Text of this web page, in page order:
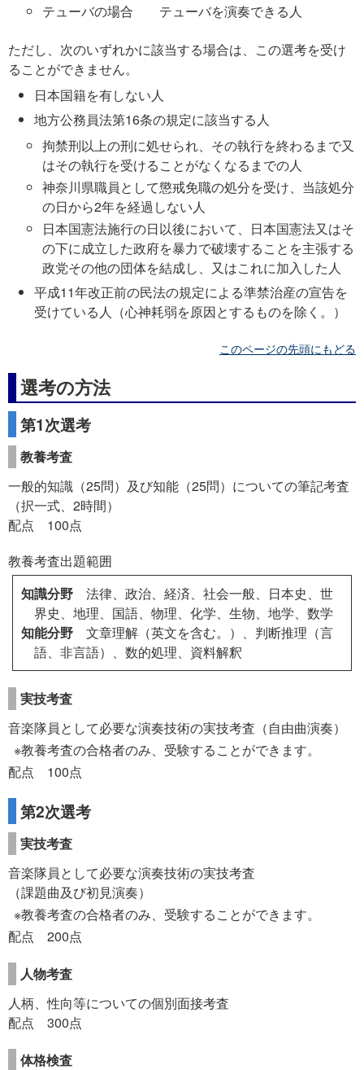
テューバの場合
テューバを演奏できる人
ただし、次のいずれかに該当する場合は、この選考を受け
ることができません。
日本国籍を有しない人
地方公務員法第16条の規定に該当する人
拘禁刑以上の刑に処せられ、その執行を終わるまで又
はその執行を受けることがなくなるまでの人
神奈川県職員として懲戒免職の処分を受け、当該処分
の日から2年を経過しない人
日本国憲法施行の日以後において、日本国憲法又はそ
の下に成立した政府を暴力で破壊することを主張する
政党その他の団体を結成し、又はこれに加入した人
平成11年改正前の民法の規定による準禁治産の宣告を
受けている人（心神耗弱を原因とするものを除く。）
このページの先頭にもどる
選考の方法
第1次選考
教養考査
一般的知識（25問）及び知能（25問）についての筆記考査
（択一式、2時間）
配点 100点
教養考査出題範囲
知識分野 法律、政治、経済、社会一般、日本史、世
界史、地理、国語、物理、化学、生物、地学、数学
知能分野 文章理解（英文を含む。）、判断推理（言
語、非言語）、数的処理、資料解釈
実技考査
音楽隊員として必要な演奏技術の実技考査 （自由曲演奏）
教養考査の合格者のみ、受験することができます。
配点 100点
第2次選考
実技考査
音楽隊員として必要な演奏技術の実技考査
（課題曲及び初見演奏）
教養考査の合格者のみ、受験することができます。
配点 200点
人物考査
人柄、性向等についての個別面接考査
配点 300点
体格検査